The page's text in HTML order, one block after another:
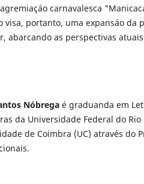
carnavalesca
visa, portanto, uma expansáo da
abarcando as perspectivas
Nóbrega é graduanda em
da Universidade Federal do Rio
de Coimbra (UC) através do